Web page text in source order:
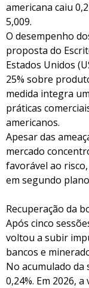
americana caiu
5,009.
O desempenho
proposta do
Estados Unidos
25% sobre
medida integra
práticas
americanos.
Apesar das
mercado
favorável ao
em segundo
Recuperação da
Após cinco
voltou a subir
bancos e
No acumulado da
0,24%. Em 2026,